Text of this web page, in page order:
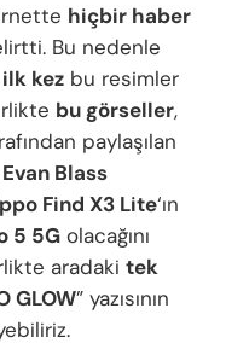
hiçbir haber
Bu nedenle
ilk kez bu resimler
bu görseller,
paylaşılan
Evan Blass
Find X3 Lite‘ın
5 5G olacağını
aradaki tek
GLOW” yazısının